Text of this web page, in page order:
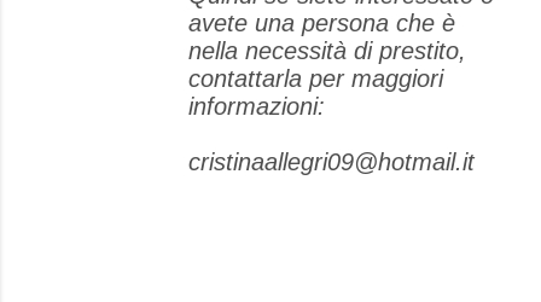
avete una persona che è
nella necessità di prestito,
contattarla per maggiori
informazioni:
cristinaallegri09@hotmail.it